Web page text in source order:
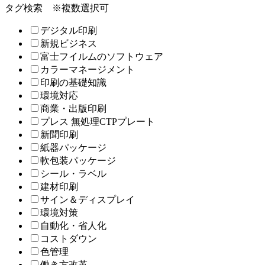
タグ検索 ※複数選択可
デジタル印刷
新規ビジネス
富士フイルムのソフトウェア
カラーマネージメント
印刷の基礎知識
環境対応
商業・出版印刷
プレス 無処理CTPプレート
新聞印刷
紙器パッケージ
軟包装パッケージ
シール・ラベル
建材印刷
サイン＆ディスプレイ
環境対策
自動化・省人化
コストダウン
色管理